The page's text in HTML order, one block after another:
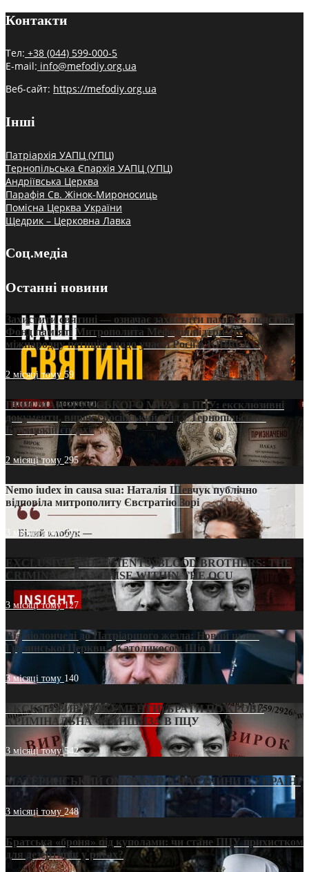
Контакти
Тел: +38 (044) 599-000-5
E-mail: info@mefodiy.org.ua
Веб-сайт: https://mefodiy.org.ua
Інші
Патріархія УАПЦ (УПЦ)
Тернопільська Єпархія УАПЦ (УПЦ)
Андріївська Церква
Парафія Св. Жінок-Мироносиць
Помісна Церква України
Щедрик – Церковна Лавка
Соц.медіа
Останні новини
Захистити святині — означає захистити пам’ять людства:
Фонд пам’яті Митрополита Мефодія підтримує
міжнародну петицію щодо участі Росії в ЮНЕСКО
2 місяці тому59
ПРИСМАК «РУССЬКОГО МІРА» в ПЦУ: ексклюзивні
документи, вирок і російський слід у Тернопільсько-
Бучацькій єпархії
2 місяці тому 295
Nemo iudex in causa sua: Наталія Шевчук публічно
відповіла митрополиту Євстратію Зорі
3 місяці тому213
EXCLUSIVE (DOCUMENTS)/BLOOD BROTHERS: THE
CRIMINAL FRANCHISE WITHIN THE OCU
3 місяці тому127
Від віолончелі до Патріаршого жезла: Новий шлях
Грузинської Церкви з Католикосом Шіо III
3 місяці тому 140
ЕКСКЛЮЗИВ (ДОКУМЕНТИ)/БРАТИ ПО КРОВІ:
КРИМІНАЛЬНА ФРАНШИЗА В ПЦУ
3 місяці тому542
МАТЕРИНСЬКИЙ ОМОРФОР В ЧАС ВІЙНИ В УКРАЇНІ
3 місяці тому248
Братська «броня» під куполами: чи стане ПЦУ прихистком
для дезертирів у рясах?